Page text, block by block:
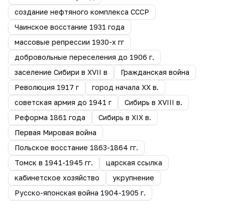
создание нефтяного комплекса СССР
Чаинское восстание 1931 года
массовые репрессии 1930-х гг
добровольные переселения до 1906 г.
заселение Сибири в XVII в
Гражданская война
Революция 1917 г
город начала ХХ в.
советская армия до 1941 г
Сибирь в XVIII в.
Реформа 1861 года
Сибирь в XIX в.
Первая Мировая война
Польское восстание 1863-1864 гг.
Томск в 1941-1945 гг.
царская ссылка
кабинетское хозяйство
укрупнение
Русско-японская война 1904-1905 г.